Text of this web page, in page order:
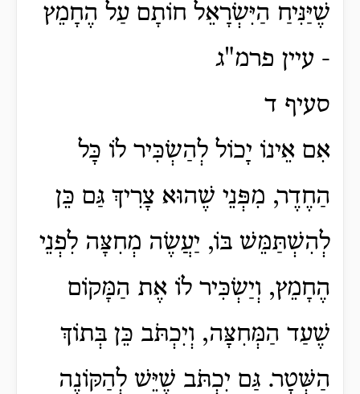
שֶׁיַּנִּיחַ הַיִּשְׂרָאֵל חוֹתָם עַל הֶחָמֵץ
- עיין פרמ"ג
סעיף ד
אִם אֵינוֹ יָכוֹל לְהַשְׂכִּיר לוֹ כָּל
הַחֶדֶר, מִפְּנֵי שֶׁהוּא צָרִיךְ גַּם כֵּן
לְהִשְׁתַּמֵּשׁ בּוֹ, יַעֲשֶׂה מְחִצָּה לִפְנֵי
הֶחָמֵץ, וְיַשְׂכִּיר לוֹ אֶת הַמָּקוֹם
שֶׁעַד הַמְּחִצָּה, וְיִכְתֹּב כֵּן בְּתוֹךְ
הַשְּׁטָר. גַּם יִכְתֹּב שֶׁיֵּשׁ לְהַקּוֹנֶה